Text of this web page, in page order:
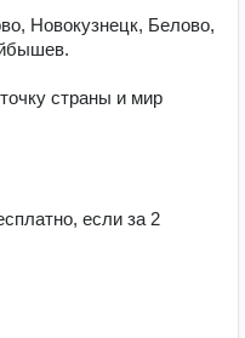
Новокузнецк, Белово,
страны и мир
если за 2